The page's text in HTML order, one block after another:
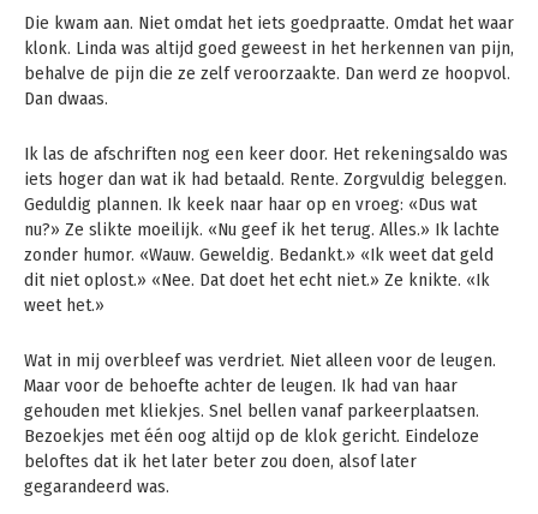
Die kwam aan. Niet omdat het iets goedpraatte. Omdat het waar
klonk. Linda was altijd goed geweest in het herkennen van pijn,
behalve de pijn die ze zelf veroorzaakte. Dan werd ze hoopvol.
Dan dwaas.
Ik las de afschriften nog een keer door. Het rekeningsaldo was
iets hoger dan wat ik had betaald. Rente. Zorgvuldig beleggen.
Geduldig plannen. Ik keek naar haar op en vroeg: «Dus wat
nu?» Ze slikte moeilijk. «Nu geef ik het terug. Alles.» Ik lachte
zonder humor. «Wauw. Geweldig. Bedankt.» «Ik weet dat geld
dit niet oplost.» «Nee. Dat doet het echt niet.» Ze knikte. «Ik
weet het.»
Wat in mij overbleef was verdriet. Niet alleen voor de leugen.
Maar voor de behoefte achter de leugen. Ik had van haar
gehouden met kliekjes. Snel bellen vanaf parkeerplaatsen.
Bezoekjes met één oog altijd op de klok gericht. Eindeloze
beloftes dat ik het later beter zou doen, alsof later
gegarandeerd was.